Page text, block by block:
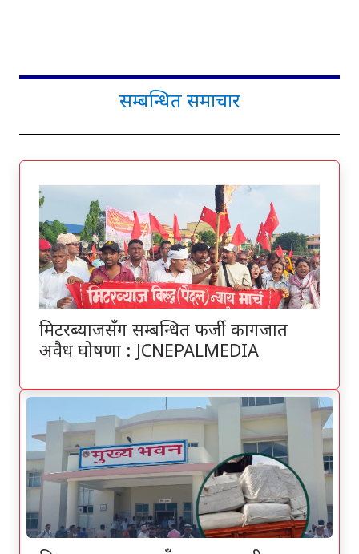
सम्बन्धित समाचार
मिटरब्याजसँग सम्बन्धित फर्जी कागजात
अवैध घोषणा : JCNEPALMEDIA